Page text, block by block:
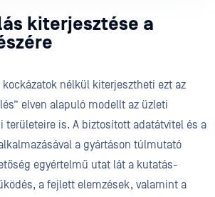
kiterjesztése a
nélkül kiterjesztheti ezt az
elven alapuló modellt az üzleti
területeire is. A biztosított adatátvitel és a
a gyártáson túlmutató
egyértelmű utat lát a kutatás-
a fejlett elemzések, valamint a